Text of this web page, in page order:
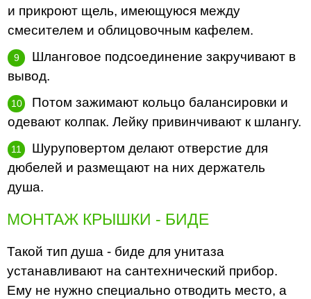
и прикроют щель, имеющуюся между
смесителем и облицовочным кафелем.
Шланговое подсоединение закручивают в
вывод.
Потом зажимают кольцо балансировки и
одевают колпак. Лейку привинчивают к шлангу.
Шуруповертом делают отверстие для
дюбелей и размещают на них держатель
душа.
МОНТАЖ КРЫШКИ - БИДЕ
Такой тип душа - биде для унитаза
устанавливают на сантехнический прибор.
Ему не нужно специально отводить место, а